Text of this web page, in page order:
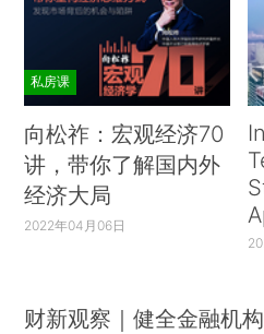
私房课
向松祚：宏观经济70
讲，带你了解国内外
经济大局
2022年04月06日
财新观察｜健全金融机